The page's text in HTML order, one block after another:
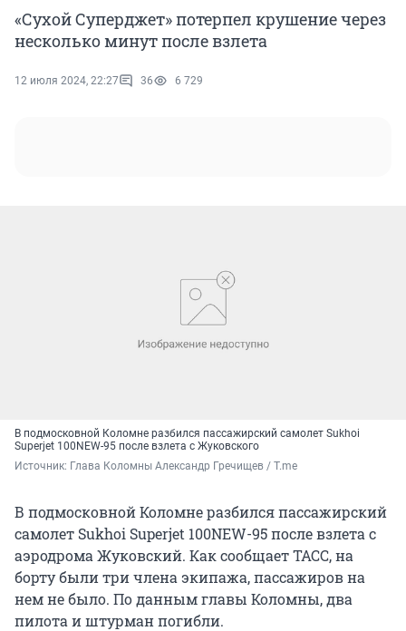
«Сухой Суперджет» потерпел крушение через
несколько минут после взлета
12 июля 2024, 22:27 36 6 729
В подмосковной Коломне разбился пассажирский самолет Sukhoi
Superjet 100NEW-95 после взлета с Жуковского
Источник: Глава Коломны Александр Гречищев / T.me
В подмосковной Коломне разбился пассажирский
самолет Sukhoi Superjet 100NEW-95 после взлета с
аэродрома Жуковский. Как сообщает ТАСС, на
борту были три члена экипажа, пассажиров на
нем не было. По данным главы Коломны, два
пилота и штурман погибли.